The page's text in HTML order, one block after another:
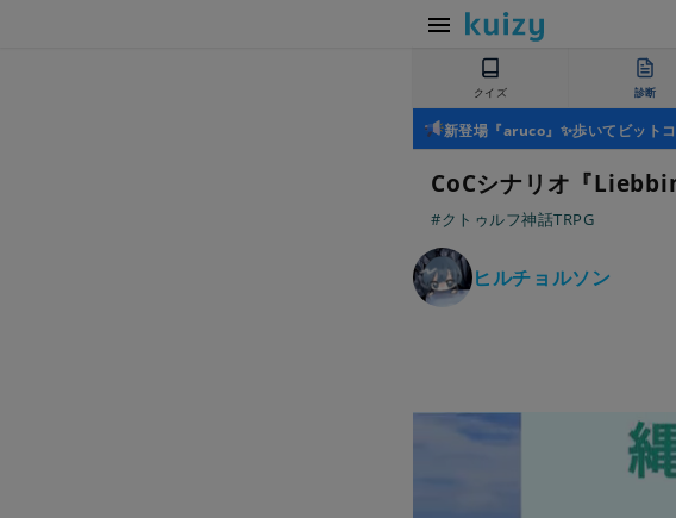
クイズ 診断
新登場『aruco』✨歩いてビット
CoCシナリオ『
#クトゥルフ神話TRPG
ヒルチョルソン